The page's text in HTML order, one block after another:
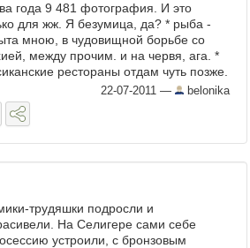
года 9 481 фотография. И это
для жж. Я безумица, да? * рыба -
мною, в чудовищной борьбе со
между прочим. и на червя, ага. *
рестораны отдам чуть позже.
22-07-2011 — belonika
трудяшки подросли и
На Селигере сами себе
устроили, с бронзовым